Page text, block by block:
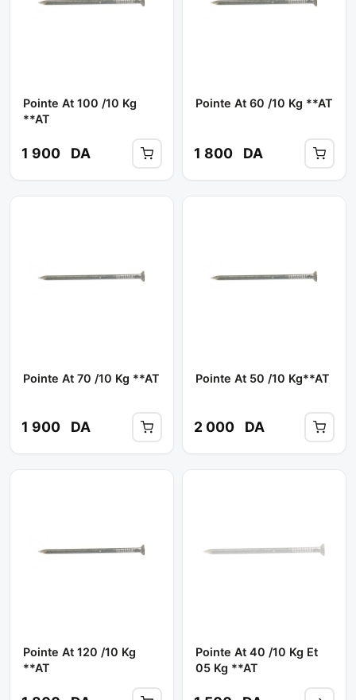
Pointe At 100 /10 Kg
**AT
1 900 DA
Pointe At 60 /10 Kg **AT
1 800 DA
Pointe At 70 /10 Kg **AT
1 900 DA
Pointe At 50 /10 Kg**AT
2 000 DA
Pointe At 120 /10 Kg
**AT
Pointe At 40 /10 Kg Et
05 Kg **AT